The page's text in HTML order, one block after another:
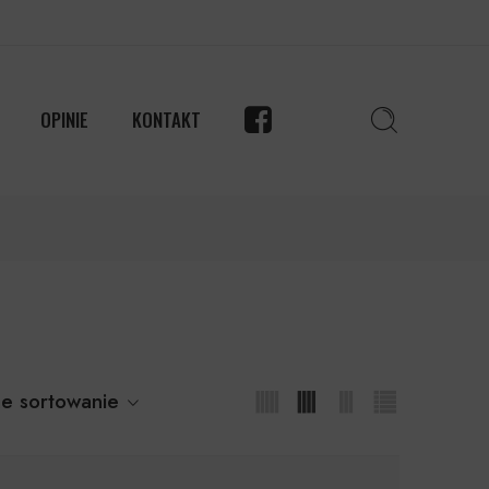
OPINIE KONTAKT
sortowanie